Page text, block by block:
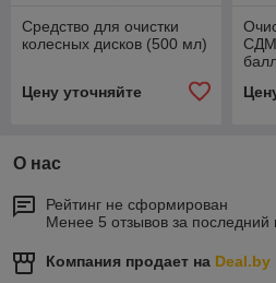
Средство для очистки
колесных дисков (500 мл)
Цену уточняйте
СДМ
О нас
Рейтинг не сформирован
Менее 5 отзывов за последний
Компания продает на Deal.by